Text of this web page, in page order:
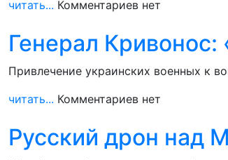
читать... Комментариев нет
Генерал
Привлечение украинских военных к
читать... Комментариев нет
Русский дрон над